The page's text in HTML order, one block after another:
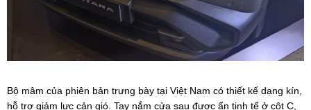
Bộ mâm của phiên bản trưng bày tại Việt Nam có thiết kế dạng kín,
hỗ trợ giảm lực cản gió. Tay nắm cửa sau được ẩn tinh tế ở cột C,